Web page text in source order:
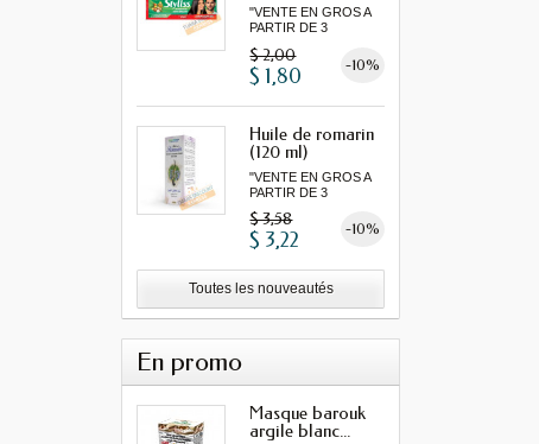
"VENTE EN GROS A
PARTIR DE 3
$ 2,00 -10%
$ 1,80
Huile de romarin
(120 ml)
"VENTE EN GROS A
PARTIR DE 3
$ 3,58 -10%
$ 3,22
Toutes les nouveautés
En promo
Masque barouk
argile blanc...